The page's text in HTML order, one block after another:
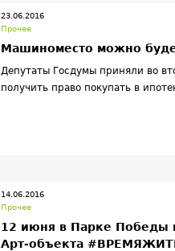
23.06.2016
Прочее
Машиноместо можно
Депутаты Госдумы приняли во
получить право покупать в
14.06.2016
Прочее
12 июня в Парке Победы
Арт-объекта